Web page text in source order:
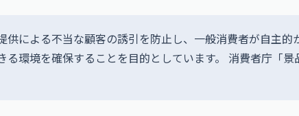
供による不当な顧客の誘引を防止し、一般消費者が自主的
環境を確保することを目的としています。 消費者庁「景